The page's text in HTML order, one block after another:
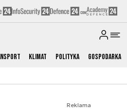
Klimat Polityka Gospodarka
Reklama